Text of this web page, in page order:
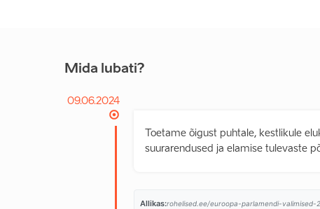
Mida lubati?
09.06.2024
Toetame õigust puhtale, kestlikule
suurarendused ja elamise tulevaste
Allikas:rohelised.ee/euroopa-parlamendi-valimised-